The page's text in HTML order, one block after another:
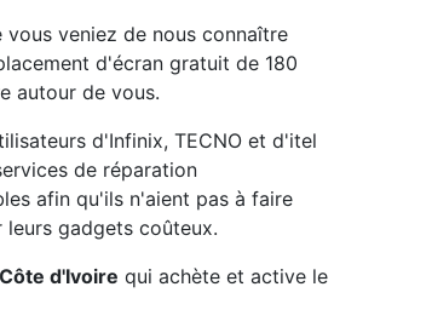
vous veniez de nous connaître
d'écran gratuit de 180
autour de vous.
d'Infinix, TECNO et d'itel
de réparation
afin qu'ils n'aient pas à faire
gadgets coûteux.
Côte d'Ivoire qui achète et active le